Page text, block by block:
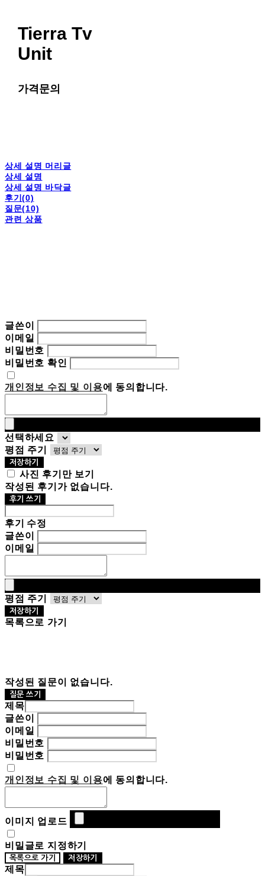
Tierra Tv
Unit
가격문의
상세 설명 머리글
상세 설명
상세 설명 바닥글
후기(0)
질문(10)
관련 상품
글쓴이
이메일
비밀번호
비밀번호 확인
개인정보 수집 및 이용에 동의합니다.
선택하세요
평점 주기
저장하기
사진 후기만 보기
작성된 후기가 없습니다.
후기 쓰기
후기 수정
글쓴이
이메일
평점 주기
저장하기
목록으로 가기
작성된 질문이 없습니다.
질문 쓰기
제목
글쓴이
이메일
비밀번호
비밀번호
개인정보 수집 및 이용에 동의합니다.
이미지 업로드
비밀글로 지정하기
목록으로 가기 저장하기
제목